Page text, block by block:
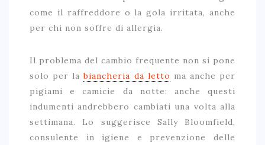
come il raffreddore o la gola irritata, anche
per chi non soffre di allergia.
Il problema del cambio frequente non si pone
solo per labiancheria da letto ma anche per
pigiami e camicie da notte: anche questi
indumenti andrebbero cambiati una volta alla
settimana. Lo suggerisce Sally Bloomfield,
consulente in igiene e prevenzione delle